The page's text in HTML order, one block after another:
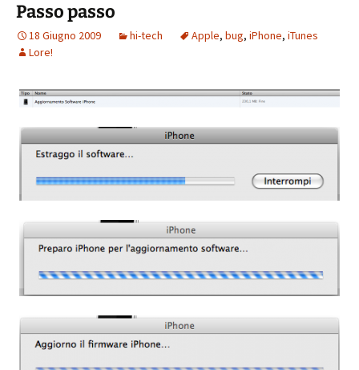
Passo passo
18 Giugno 2009 hi-tech Apple, bug, iPhone, iTunes
Lore!